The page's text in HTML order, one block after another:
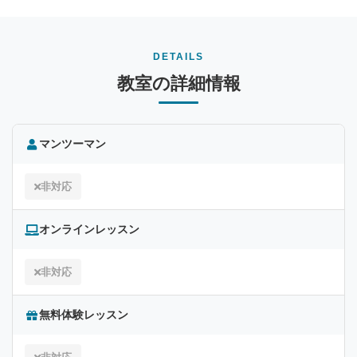
DETAILS
教室の詳細情報
マンツーマン
非対応
オンラインレッスン
非対応
無料体験レッスン